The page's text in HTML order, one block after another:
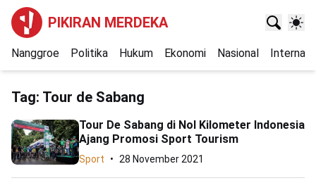
PIKIRAN MERDEKA
Nanggroe Politika Hukum Ekonomi Nasional
Tag: Tour de Sabang
Tour De Sabang di Nol Kilometer Indonesia
Ajang Promosi Sport Tourism
Sport 28 November 2021